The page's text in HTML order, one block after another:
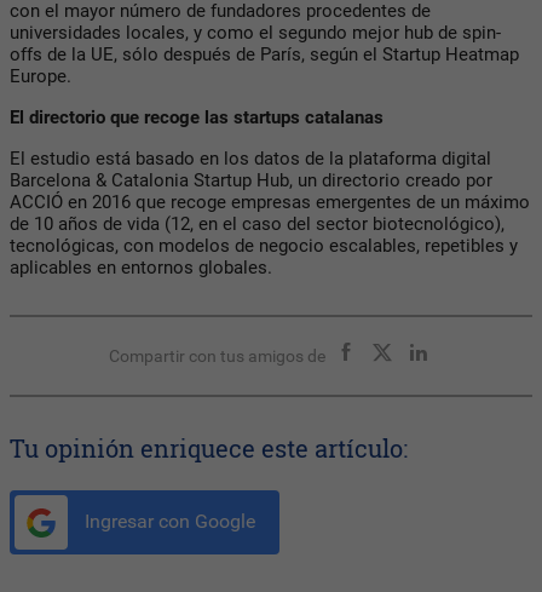
con el mayor número de fundadores procedentes de
universidades locales, y como el segundo mejor hub de spin-
offs de la UE, sólo después de París, según el Startup Heatmap
Europe.
El directorio que recoge las startups catalanas
El estudio está basado en los datos de la plataforma digital
Barcelona & Catalonia Startup Hub, un directorio creado por
ACCIÓ en 2016 que recoge empresas emergentes de un máximo
de 10 años de vida (12, en el caso del sector biotecnológico),
tecnológicas, con modelos de negocio escalables, repetibles y
aplicables en entornos globales.
Compartir con tus amigos de
Tu opinión enriquece este artículo:
Ingresar con Google